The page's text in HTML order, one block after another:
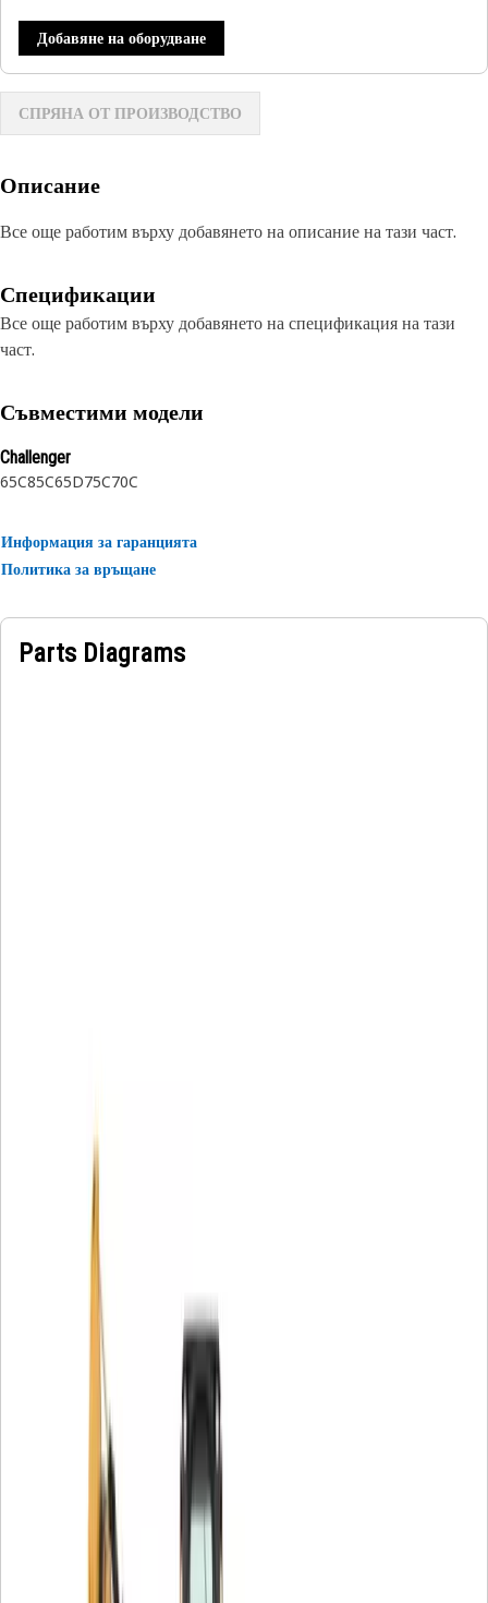
Добавяне на оборудване
СПРЯНА ОТ ПРОИЗВОДСТВО
Описание
Все още работим върху добавянето на описание на тази част.
Спецификации
Все още работим върху добавянето на спецификация на тази
част.
Съвместими модели
Challenger
65C85C65D75C70C
Информация за гаранцията
Политика за връщане
Parts Diagrams